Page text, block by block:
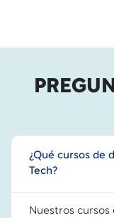
¿Qué cursos de
Tech?
Nuestros